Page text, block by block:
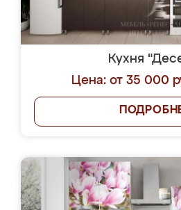
Кухня
Цена: от 35 000